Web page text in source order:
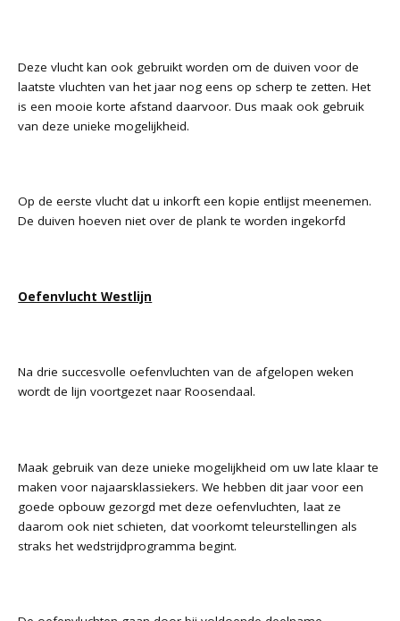
Deze vlucht kan ook gebruikt worden om de duiven voor de
laatste vluchten van het jaar nog eens op scherp te zetten. Het
is een mooie korte afstand daarvoor. Dus maak ook gebruik
van deze unieke mogelijkheid.
Op de eerste vlucht dat u inkorft een kopie entlijst meenemen.
De duiven hoeven niet over de plank te worden ingekorfd
Oefenvlucht Westlijn
Na drie succesvolle oefenvluchten van de afgelopen weken
wordt de lijn voortgezet naar Roosendaal.
Maak gebruik van deze unieke mogelijkheid om uw late klaar te
maken voor najaarsklassiekers. We hebben dit jaar voor een
goede opbouw gezorgd met deze oefenvluchten, laat ze
daarom ook niet schieten, dat voorkomt teleurstellingen als
straks het wedstrijdprogramma begint.